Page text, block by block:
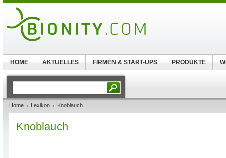
Home Lexikon Knoblauch
Knoblauch
HOME AKTUELLES FIRMEN & START-UPS PRODUKTE